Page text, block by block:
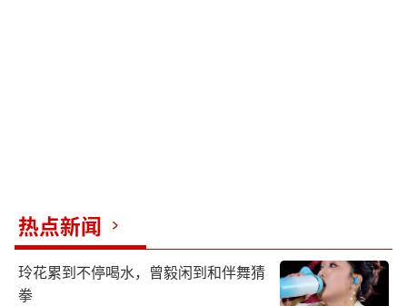
热点新闻
玲花累到不停喝水，曾毅闲到和伴舞猜
拳